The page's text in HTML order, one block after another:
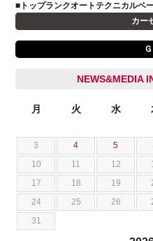
横井 直樹
石川 成一郎
荒居 力哉
荻野 雅史
菊池 大誠
藤本 京弥
西川 諒
クライスラー
クライスラージープ
スズキ
ダッジ
テスラ
トヨタ
ニッサン
フェラーリ
■トップランクオートテクニカルベ
カー
NEWS&MEDIA
月 火 水
3
4 5
10
11 12
17
18 19
24
25 26
31